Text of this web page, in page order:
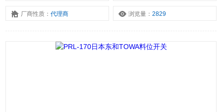
强，也可克服挂料的问题，是粉体在料位检测方面适用的料位开关。
厂商性质：代理商 浏览量：2829